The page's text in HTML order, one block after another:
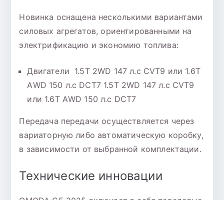
Новинка оснащена несколькими вариантами
силовых агрегатов, ориентированными на
электрификацию и экономию топлива:
Двигатели 1.5T 2WD 147 л.c CVT9 или 1.6T
АWD 150 л.с DCT7 1.5T 2WD 147 л.c CVT9
или 1.6T АWD 150 л.с DCT7
Передача передачи осуществляется через
вариаторную либо автоматическую коробку,
в зависимости от выбранной комплектации.
Технические инновации